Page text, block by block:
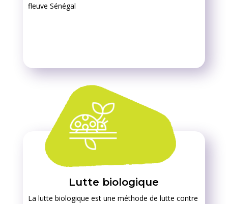
fleuve Sénégal
Lutte biologique
La lutte biologique est une méthode de lutte contre